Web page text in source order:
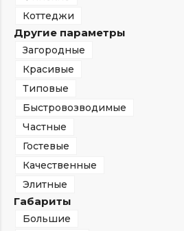
Коттеджи
Другие параметры
Загородные
Красивые
Типовые
Быстровозводимые
Частные
Гостевые
Качественные
Элитные
Габариты
Большие